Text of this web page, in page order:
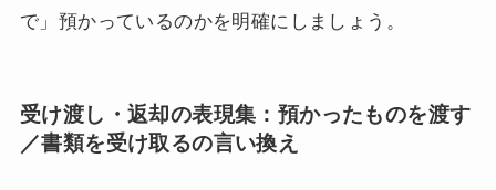
で」預かっているのかを明確にしましょう。
受け渡し・返却の表現集：預かったものを渡す
／書類を受け取るの言い換え